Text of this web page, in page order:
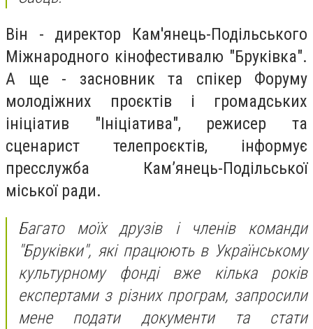
Він - директор Кам'янець-Подільського
Міжнародного кінофестивалю "Бруківка".
А ще - засновник та спікер Форуму
молодіжних проєктів і громадських
ініціатив "Ініціатива", режисер та
сценарист телепроєктів, інформує
пресслужба Кам’янець-Подільської
міської ради.
Багато моїх друзів і членів команди
"Бруківки", які працюють в Українському
культурному фонді вже кілька років
експертами з різних програм, запросили
мене подати документи та стати